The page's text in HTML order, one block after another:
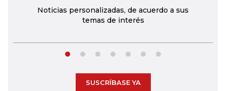
Noticias personalizadas, de acuerdo a sus
temas de interés
SUSCRÍBASE YA